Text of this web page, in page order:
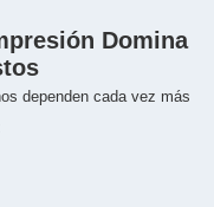
Domina
dependen cada vez más